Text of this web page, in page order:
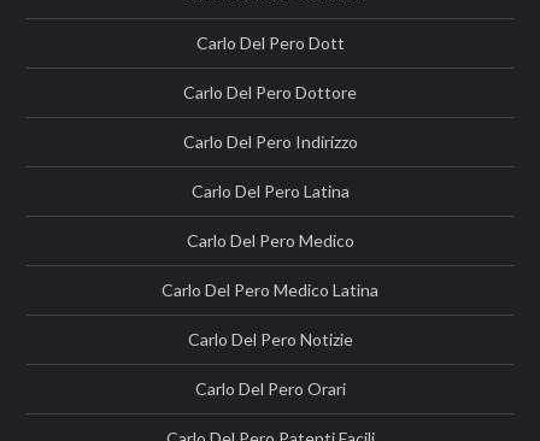
Carlo Del Pero Dott
Carlo Del Pero Dottore
Carlo Del Pero Indirizzo
Carlo Del Pero Latina
Carlo Del Pero Medico
Carlo Del Pero Medico Latina
Carlo Del Pero Notizie
Carlo Del Pero Orari